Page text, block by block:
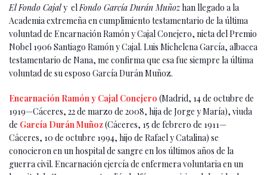
El Fondo Cajaly elFondo García Durán Muñozhan llegado a la
Academia extremeña en cumplimiento testamentario de la última
voluntad de Encarnación Ramón y Cajal Conejero, nieta del Premio
Nobel 1906 Santiago Ramón y Cajal. Luis Michelena García, albacea
testamentario de Nana, me confirma que esa fue siempre la última
voluntad de su esposo García Durán Muñoz.
Encarnación Ramón y Cajal Conejero (Madrid, 14 de octubre de
1919—Cáceres, 22 de marzo de 2008, hija de Jorge y María), viuda
de García Durán Muñoz(Cáceres, 15 de febrero de 1911—
Cáceres, 10 de octubre 1994, hijo de Rafael y Catalina) se
conocieron en un hospital de sangre en los últimos años de la
guerra civil. Encarnación ejercía de enfermera voluntaria en un